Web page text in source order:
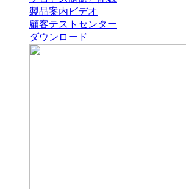
製品案内ビデオ
顧客テストセンター
ダウンロード